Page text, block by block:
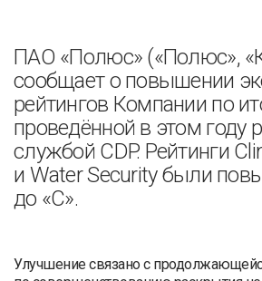
ПАО «Полюс» («Полюс»,
сообщает о повышении
рейтингов Компании по
проведённой в этом году
службой CDP. Рейтинги
и Water Security были
до «C».
Улучшение связано с